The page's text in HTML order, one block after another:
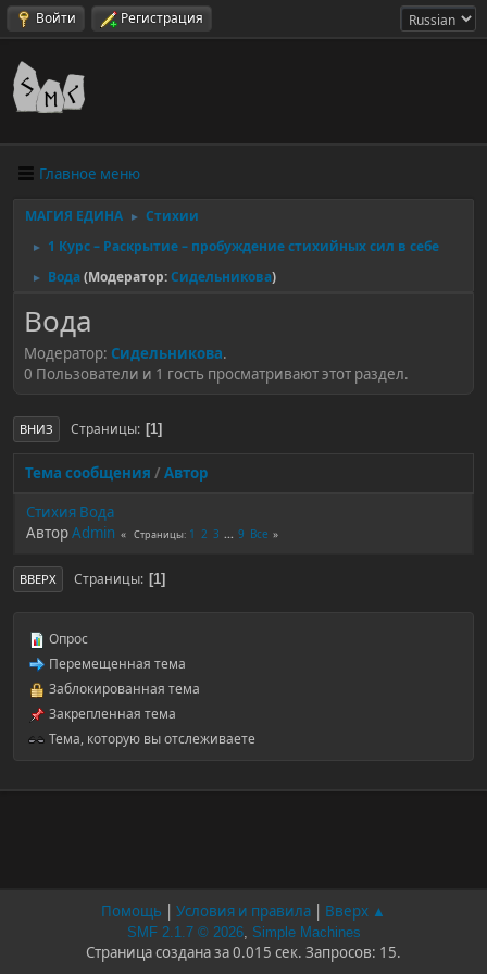
Войти Регистрация
Главное меню
МАГИЯ ЕДИНА ► Стихии
► 1 Курс – Раскрытие – пробуждение стихийных сил в себе
► Вода(Модератор:Сидельникова)
Вода
Модератор: Сидельникова.
0 Пользователи и 1 гость просматривают этот раздел.
ВНИЗ Страницы 1
Тема сообщения / Автор
Стихия Вода
АвторAdmin Страницы 1 2 3 ... 9 Все
ВВЕРХ Страницы 1
Опрос
Перемещенная тема
Заблокированная тема
Закрепленная тема
Тема, которую вы отслеживаете
Помощь | Условия и правила | Вверх ▲
SMF 2.1.7 © 2026, Simple Machines
Страница создана за 0.015 сек. Запросов: 15.